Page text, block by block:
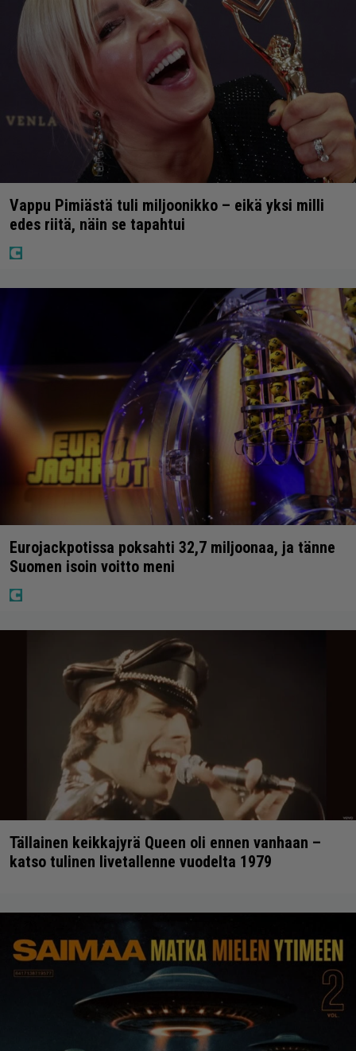
Vappu Pimiästä tuli miljoonikko – eikä yksi milli
edes riitä, näin se tapahtui
Eurojackpotissa poksahti 32,7 miljoonaa, ja tänne
Suomen isoin voitto meni
Tällainen keikkajyrä Queen oli ennen vanhaan –
katso tulinen livetallenne vuodelta 1979